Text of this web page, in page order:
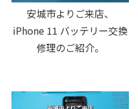
安城市よりご来店、
iPhone 11 バッテリー交換
修理のご紹介。